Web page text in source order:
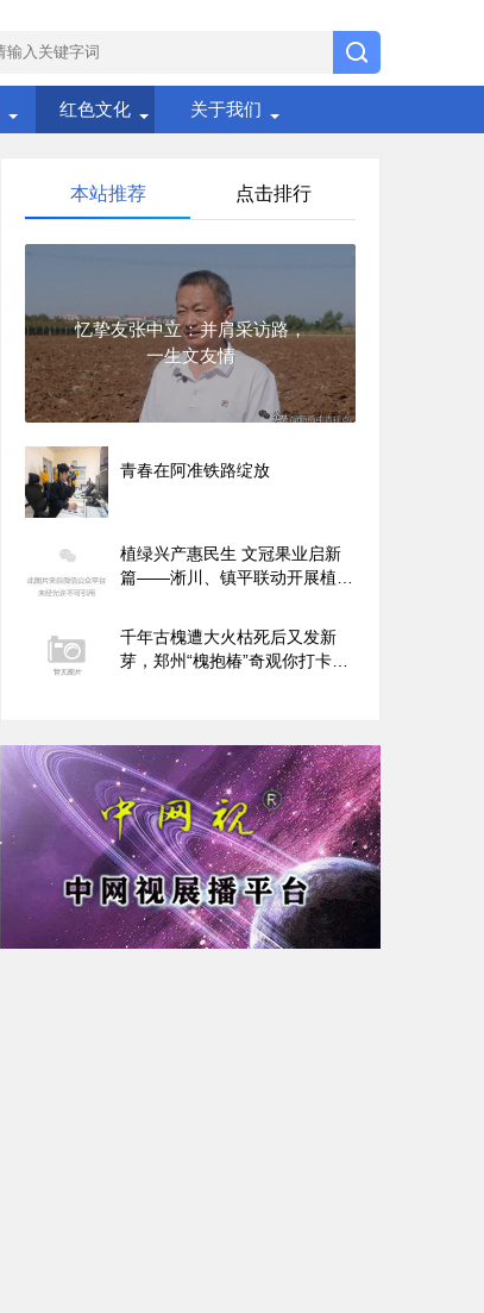
红色文化 关于我们
本站推荐 点击排行
忆挚友张中立：并肩采访路，
一生文友情
青春在阿准铁路绽放
植绿兴产惠民生 文冠果业启新
篇——淅川、镇平联动开展植树
局
千年古槐遭大火枯死后又发新
芽，郑州“槐抱椿”奇观你打卡了